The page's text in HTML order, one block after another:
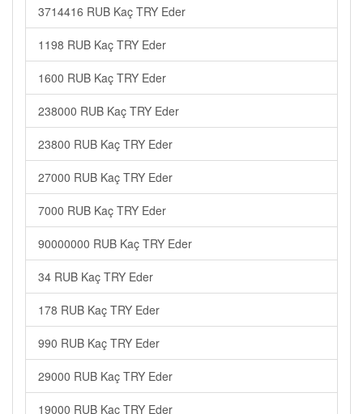
3714416 RUB Kaç TRY Eder
1198 RUB Kaç TRY Eder
1600 RUB Kaç TRY Eder
238000 RUB Kaç TRY Eder
23800 RUB Kaç TRY Eder
27000 RUB Kaç TRY Eder
7000 RUB Kaç TRY Eder
90000000 RUB Kaç TRY Eder
34 RUB Kaç TRY Eder
178 RUB Kaç TRY Eder
990 RUB Kaç TRY Eder
29000 RUB Kaç TRY Eder
19000 RUB Kaç TRY Eder